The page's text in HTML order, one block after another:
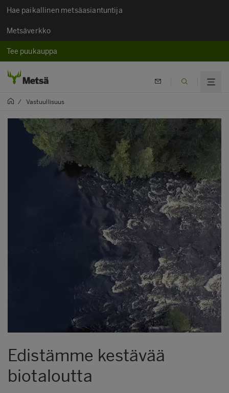
Hae paikallinen metsäasiantuntija
Metsäverkko
Tee puukauppa
/ Vastuullisuus
Edistämme kestävää
biotaloutta